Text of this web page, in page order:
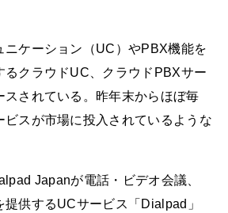
ニケーション（UC）やPBX機能を
るクラウドUC、クラウドPBXサー
スされている。昨年末からほぼ毎
ビスが市場に投入されているような
Japanが電話・ビデオ会議、
提供するUCサービス「Dialpad」